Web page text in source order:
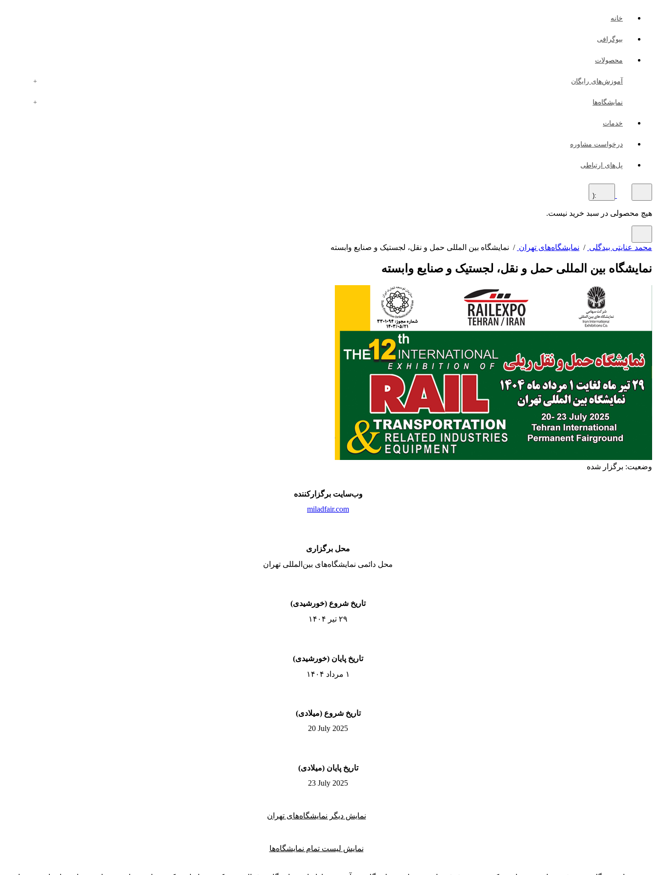
خانه
بیوگرافی
محصولات
آموزش‌های رایگان
نمایشگاه‌ها
خدمات
درخواست مشاوره
پل‌های ارتباطی
:(
هیچ محصولی در سبد خرید نیست.
محمد عنایتی بیدگلی / نمایشگاه‌های تهران / نمایشگاه بین المللی حمل و نقل، لجستیک و صنایع وابسته
نمایشگاه بین المللی حمل و نقل، لجستیک و صنایع وابسته
وضعیت: برگزار شده
وب‌سایت برگزارکننده
miladfair.com
محل برگزاری
محل دائمی نمایشگاه‌های بین‌المللی تهران
تاریخ شروع (خورشیدی)
۲۹ تیر ۱۴۰۴
تاریخ پایان (خورشیدی)
۱ مرداد ۱۴۰۴
تاریخ شروع (میلادی)
20 July 2025
تاریخ پایان (میلادی)
23 July 2025
نمایش دیگر نمایشگاه‌های تهران
نمایش لیست تمام نمایشگاه‌ها